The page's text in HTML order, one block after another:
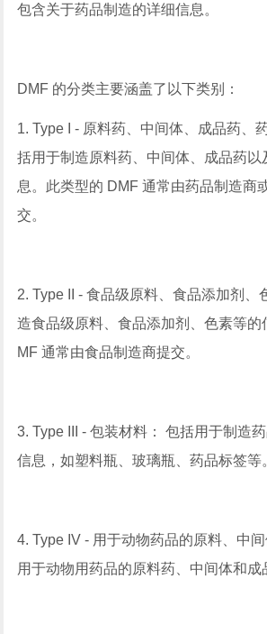
包含关于药品制造的详细信息。
DMF 的分类主要涵盖了以下类别：
1. Type I - 原料药、中间体、成品药、
括用于制造原料药、中间体、成品药以
息。此类型的 DMF 通常由药品制造商
交。
2. Type II - 食品级原料、食品添加剂、
造食品级原料、食品添加剂、色素等的
MF 通常由食品制造商提交。
3. Type III - 包装材料： 包括用于制造
信息，如塑料瓶、玻璃瓶、药品标签等
4. Type IV - 用于动物药品的原料、中
用于动物用药品的原料药、中间体和成